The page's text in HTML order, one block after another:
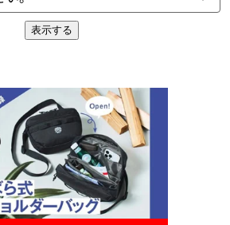
表示する